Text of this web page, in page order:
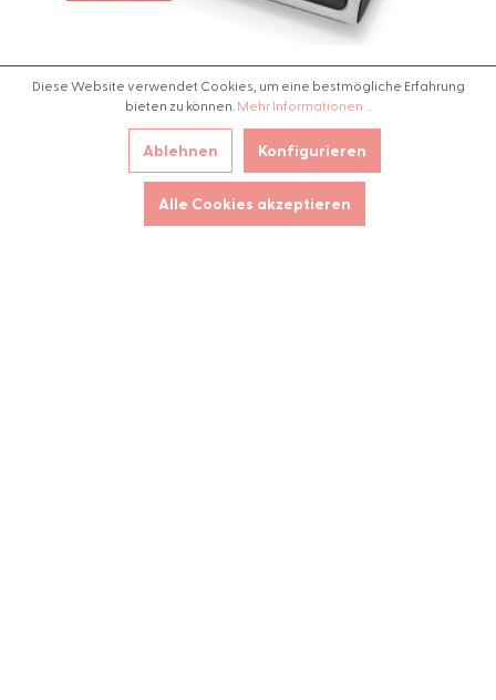
Diese Website verwendet Cookies, um eine bestmögliche Erfahrung
bieten zu können. Mehr Informationen ...
Ablehnen Konfigurieren
Alle Cookies akzeptieren